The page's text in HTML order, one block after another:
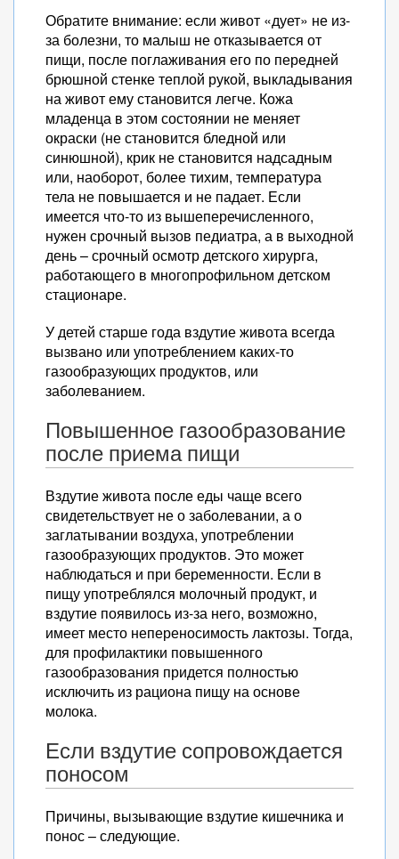
Обратите внимание: если живот «дует» не из-
за болезни, то малыш не отказывается от
пищи, после поглаживания его по передней
брюшной стенке теплой рукой, выкладывания
на живот ему становится легче. Кожа
младенца в этом состоянии не меняет
окраски (не становится бледной или
синюшной), крик не становится надсадным
или, наоборот, более тихим, температура
тела не повышается и не падает. Если
имеется что-то из вышеперечисленного,
нужен срочный вызов педиатра, а в выходной
день – срочный осмотр детского хирурга,
работающего в многопрофильном детском
стационаре.
У детей старше года вздутие живота всегда
вызвано или употреблением каких-то
газообразующих продуктов, или
заболеванием.
Повышенное газообразование
после приема пищи
Вздутие живота после еды чаще всего
свидетельствует не о заболевании, а о
заглатывании воздуха, употреблении
газообразующих продуктов. Это может
наблюдаться и при беременности. Если в
пищу употреблялся молочный продукт, и
вздутие появилось из-за него, возможно,
имеет место непереносимость лактозы. Тогда,
для профилактики повышенного
газообразования придется полностью
исключить из рациона пищу на основе
молока.
Если вздутие сопровождается
поносом
Причины, вызывающие вздутие кишечника и
понос – следующие.